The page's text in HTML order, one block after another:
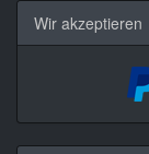
Wir akzeptieren